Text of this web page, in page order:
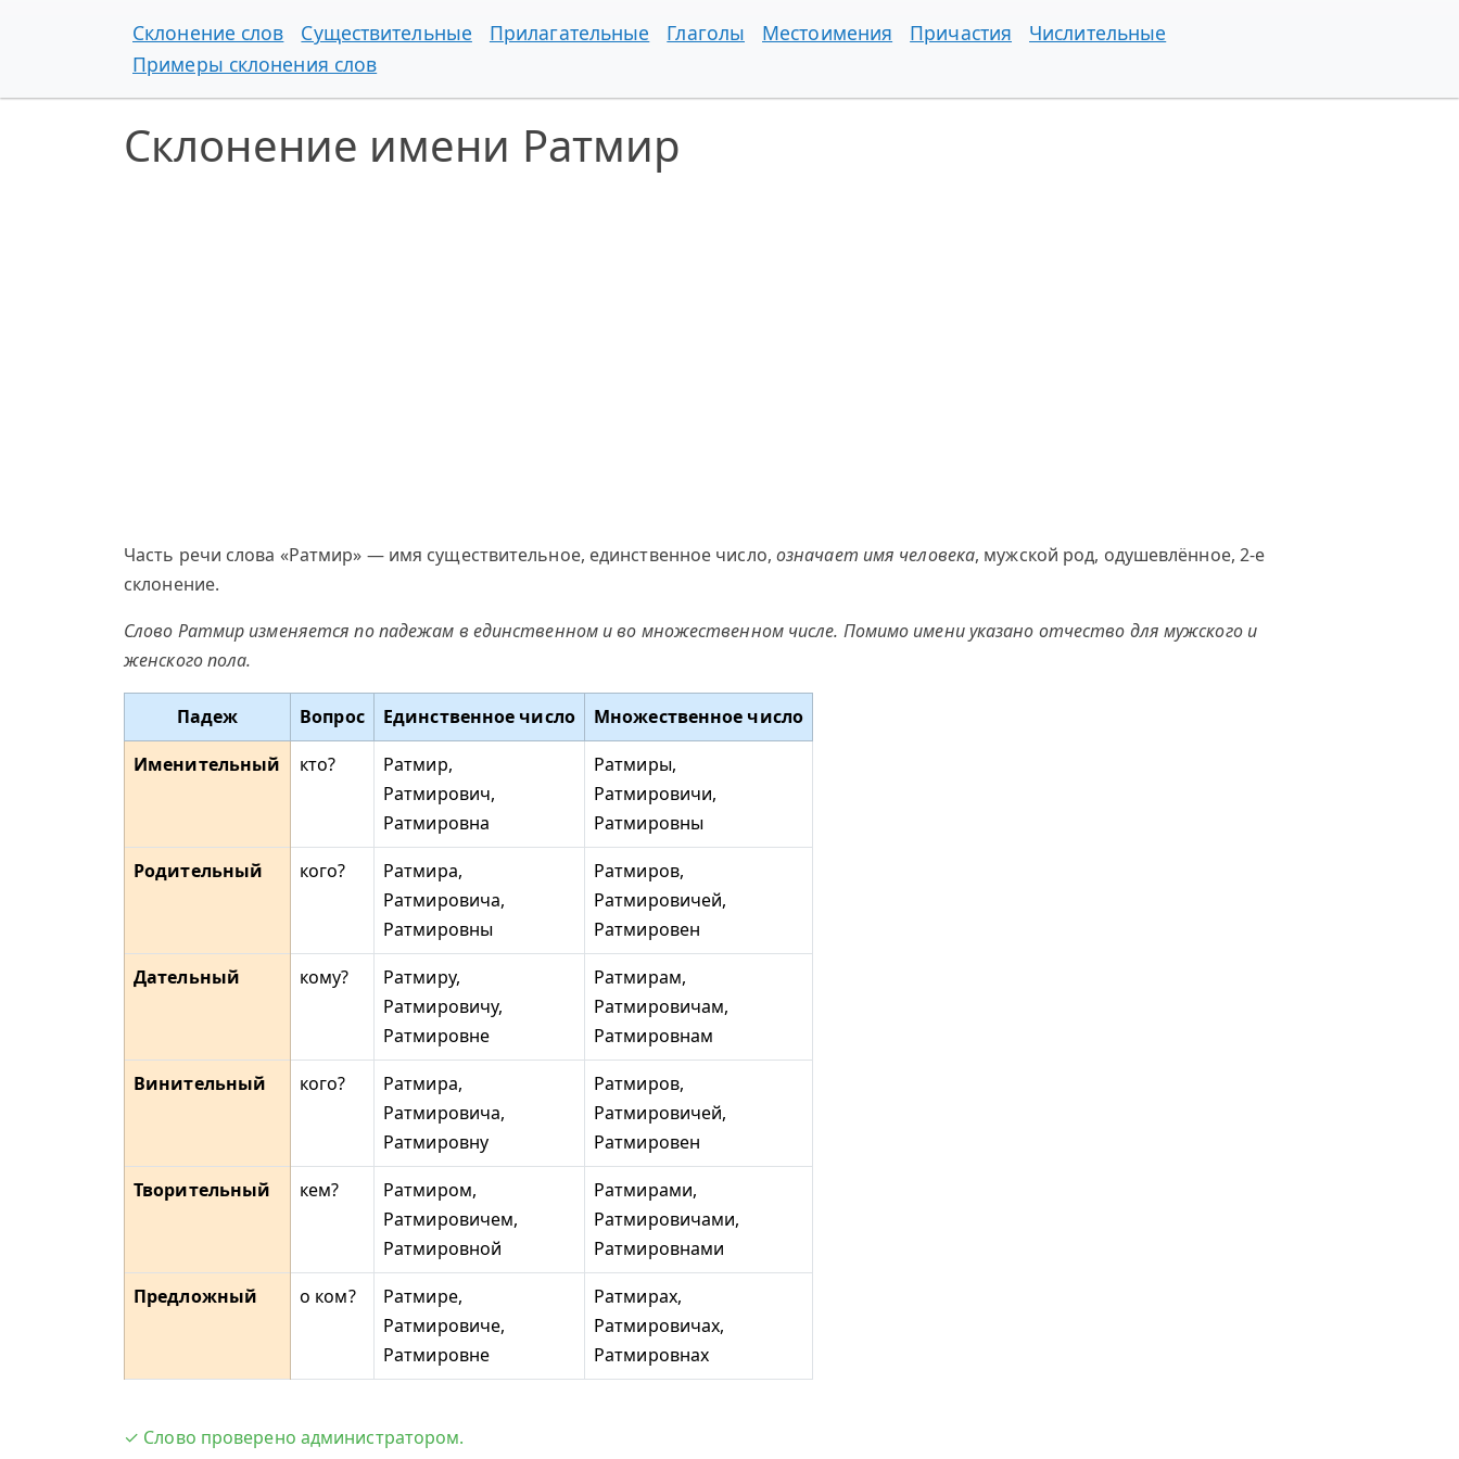
Склонение слов Существительные Прилагательные Глаголы Местоимения Причастия
Числительные
Примеры склонения слов
Склонение имени Ратмир
Часть речи слова «Ратмир» — имя существительное, единственное число, означает имя человека, мужской род, одушевлённое, 2-е
склонение.
Слово Ратмир изменяется по падежам в единственном и во множественном числе. Помимо имени указано отчество для мужского и
женского пола.
Падеж Вопрос Единственное число
Множественное число
Именительный
кто?
Ратмир,
Ратмирович,
Ратмировна
Ратмиры,
Ратмировичи,
Ратмировны
Родительный
кого?
Ратмира,
Ратмировича,
Ратмировны
Ратмиров,
Ратмировичей,
Ратмировен
Дательный
кому?
Ратмиру,
Ратмировичу,
Ратмировне
Ратмирам,
Ратмировичам,
Ратмировнам
Винительный
кого?
Ратмира,
Ратмировича,
Ратмировну
Ратмиров,
Ратмировичей,
Ратмировен
Творительный
кем?
Ратмиром,
Ратмировичем,
Ратмировной
Ратмирами,
Ратмировичами,
Ратмировнами
Предложный
о ком?
Ратмире,
Ратмировиче,
Ратмировне
Ратмирах,
Ратмировичах,
Ратмировнах
✓ Слово проверено администратором.